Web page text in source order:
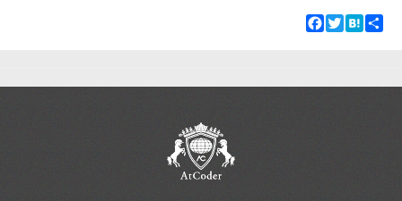
Facebook
TwitterHatena